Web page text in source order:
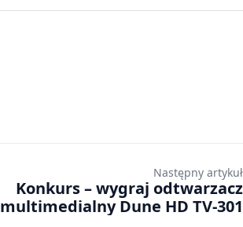
Następny artykuł
Konkurs – wygraj odtwarzacz
multimedialny Dune HD TV-301